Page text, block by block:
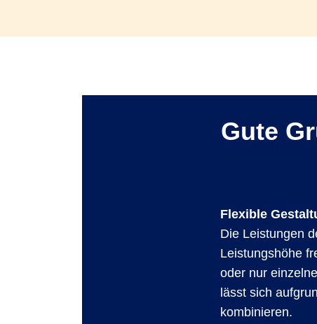
Gute
Flexible
Die Leistungen
Leistungshöhe
oder nur
lässt sich
kombinieren.